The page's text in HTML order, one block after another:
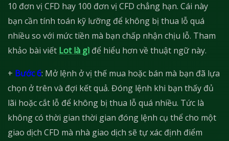
10 đơn vị CFD hay 100 đơn vị CFD chẳng hạn. Cái này
bạn cần tính toán kỹ lưỡng để không bị thua lỗ quá
nhiều so với mức tiền mà bạn chấp nhận chịu lỗ. Tham
khảo bài viết Lot là gì để hiểu hơn về thuật ngữ này.
+ Bước 6: Mở lệnh ở vị thế mua hoặc bán mà bạn đã lựa
chọn ở trên và đợi kết quả. Đóng lệnh khi bạn thấy đủ
lãi hoặc cắt lỗ để không bị thua lỗ quá nhiều. Tức là
không có thời gian thời gian đóng lệnh cụ thể cho một
giao dịch CFD mà nhà giao dịch sẽ tự xác định điểm